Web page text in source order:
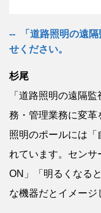
「道路照明の遠
せください。
杉尾
「道路照明の遠隔
務・管理業務に変革
照明のポールには「
れています。センサ
ON」「明るくなる
な機器だとイメージ